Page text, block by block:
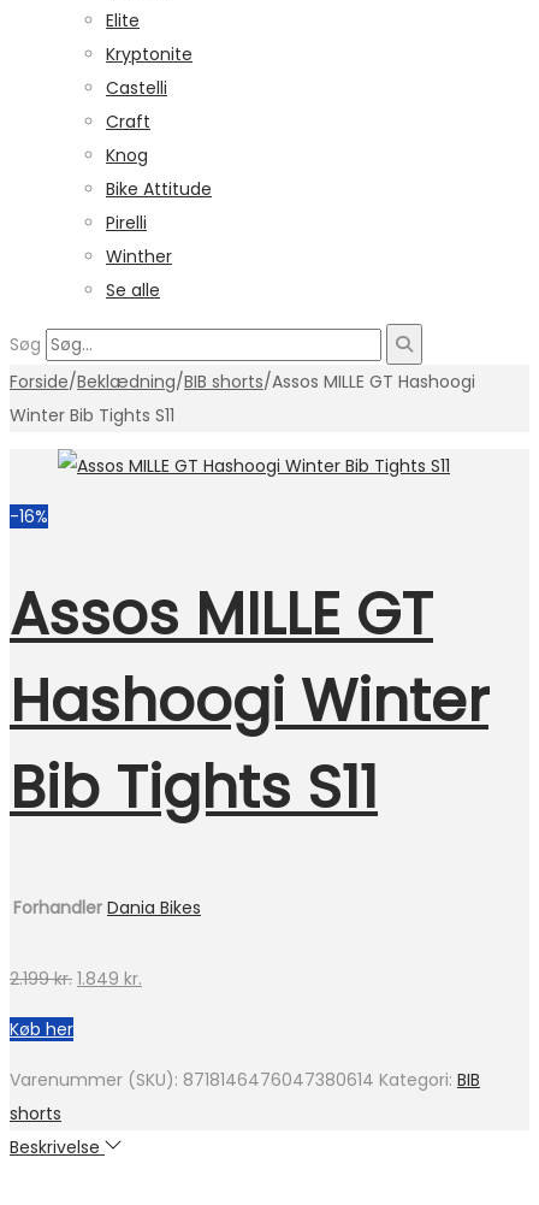
Elite
Kryptonite
Castelli
Craft
Knog
Bike Attitude
Pirelli
Winther
Se alle
Søg
Forside/Beklædning/BIB shorts/Assos MILLE GT Hashoogi
Winter Bib Tights S11
-16%
Assos MILLE GT
Hashoogi Winter
Bib Tights S11
Forhandler Dania Bikes
2.199kr. Den
var:
1.849 kr.
er:
Køb her
Varenummer (SKU): 8718146476047380614 Kategori: BIB
shorts
Beskrivelse